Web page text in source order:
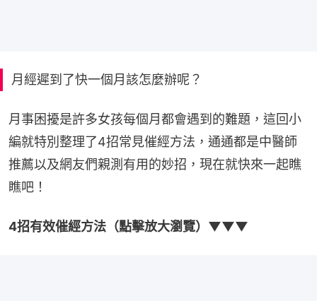
月經遲到了快一個月該怎麼辦呢？
月事困擾是許多女孩每個月都會遇到的難題，這回小
編就特別整理了4招常見催經方法，通通都是中醫師
推薦以及網友們親測有用的妙招，現在就快來一起瞧
瞧吧！
4招有效催經方法（點擊放大瀏覽）▼▼▼